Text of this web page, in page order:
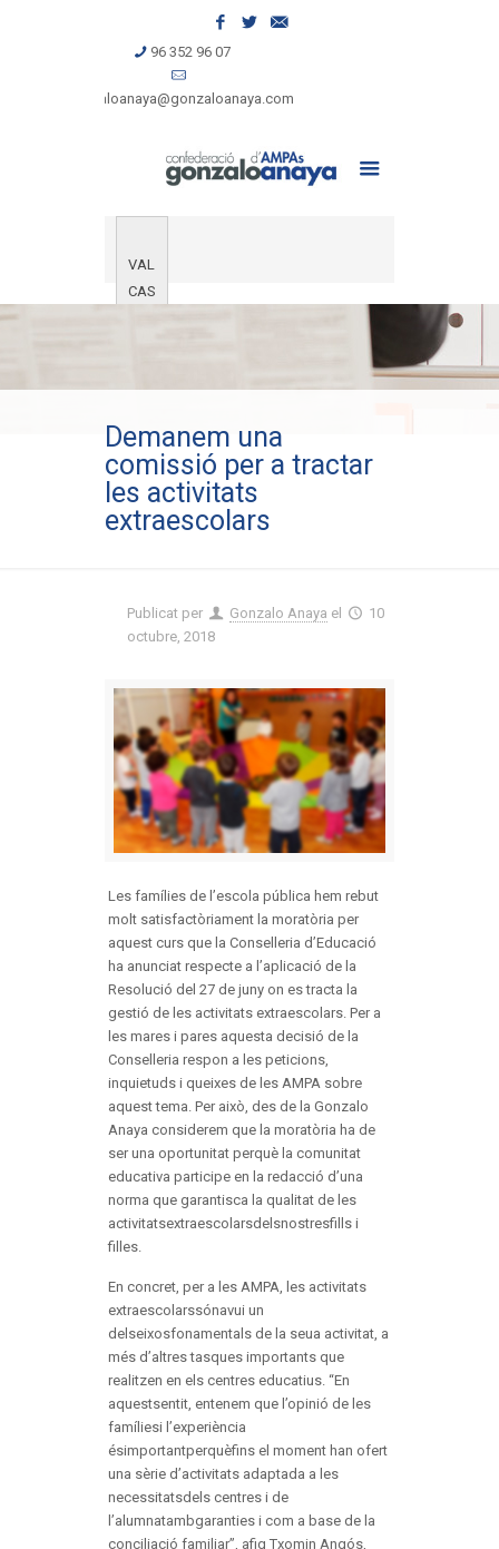
96 352 96 07
gonzaloanaya@gonzaloanaya.com
VAL
CAS
Demanem una
comissió per a tractar
les activitats
extraescolars
Publicat per Gonzalo Anaya el
10
octubre, 2018
Les famílies de l’escola pública hem rebut
molt satisfactòriament la moratòria per
aquest curs que la Conselleria d’Educació
ha anunciat respecte a l’aplicació de la
Resolució del 27 de juny on es tracta la
gestió de les activitats extraescolars. Per a
les mares i pares aquesta decisió de la
Conselleria respon a les peticions,
inquietuds i queixes de les AMPA sobre
aquest tema. Per això, des de la Gonzalo
Anaya considerem que la moratòria ha de
ser una oportunitat perquè la comunitat
educativa participe en la redacció d’una
norma que garantisca la qualitat de les
activitatsextraescolarsdelsnostresfills i
filles.
En concret, per a les AMPA, les activitats
extraescolarssónavui un
delseixosfonamentals de la seua activitat, a
més d’altres tasques importants que
realitzen en els centres educatius. “En
aquestsentit, entenem que l’opinió de les
famíliesi l’experiència
ésimportantperquèfins el moment han ofert
una sèrie d’activitats adaptada a les
necessitatsdels centres i de
l’alumnatambgaranties i com a base de la
conciliació familiar”, afig Txomin Angós,